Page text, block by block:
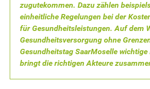
zugutekommen. Dazu zählen
einheitliche Regelungen bei der
für Gesundheitsleistungen. Auf dem
Gesundheitsversorgung ohne
Gesundheitstag SaarMoselle
bringt die richtigen Akteure